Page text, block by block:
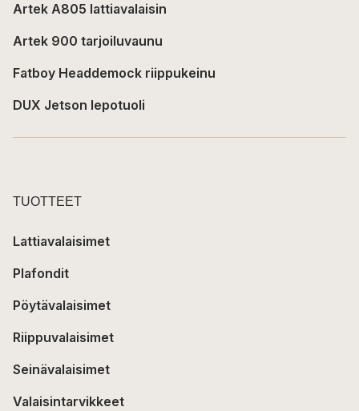
Artek A805 lattiavalaisin
Artek 900 tarjoiluvaunu
Fatboy Headdemock riippukeinu
DUX Jetson lepotuoli
TUOTTEET
Lattiavalaisimet
Plafondit
Pöytävalaisimet
Riippuvalaisimet
Seinävalaisimet
Valaisintarvikkeet